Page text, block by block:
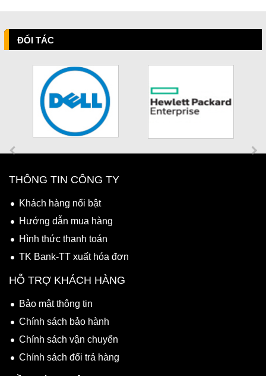
ĐỐI TÁC
THÔNG TIN CÔNG TY
Khách hàng nổi bật
Hướng dẫn mua hàng
Hình thức thanh toán
TK Bank-TT xuất hóa đơn
HỖ TRỢ KHÁCH HÀNG
Bảo mật thông tin
Chính sách bảo hành
Chính sách vận chuyển
Chính sách đổi trả hàng